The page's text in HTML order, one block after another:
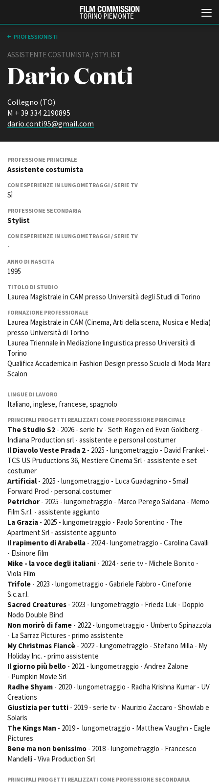
ABOUT
Chi siamo
Storia della Fondazione
Partner
Bilancio sociale
trasparente
Bandi e gare
Sostenibilità ambientale
SERVIZI
Servizi generali
Location scouting
Spazi nella sede FCTP
Sala Casting
Sala Paolo Tenna
FILM FUNDS
Piemonte Film Tv Fund
Development Fund
Piemonte Doc Film Fund
Short Film Fund
PRODUCTION GUIDE
Società di produzione
Strutture di servizio
Professionisti
Attrici-Attori
Beginners
LOCATION GUIDE
FILM DATABASE
BOOK DATABASE
NEWS
CASTING
TFI Torino Film Industry -
location della Torino di Paolo
FESTIVAL, MARKETS,
AWARDS
Rotterdam
Filmfestspiele Berlin
Biografilm Festival - Bio to B
Toronto International Film
Festival
Festa del Cinema di Roma
Torino Film Festival
David di Donatello
Premio Solinas
STRUMENTI
Location - Accedi al tuo
Location - Nuovo utente
Lavora con noi
Lavoro
per affidamento lavori in
Amministrazione trasparente
Bandi e gare
Contatti
Privacy
Cookie policy
Whistleblowing
Credits
PROFESSIONISTI
ASSISTENTE COSTUMISTA / STYLIST
Dario Conti
Collegno (TO)
M + 39 334 2190895
dario.conti95@gmail.com
PROFESSIONE PRINCIPALE
Assistente costumista
CON ESPERIENZE IN LUNGOMETRAGGI / SERIE TV
Sì
PROFESSIONE SECONDARIA
Stylist
CON ESPERIENZE IN LUNGOMETRAGGI / SERIE TV
-
ANNO DI NASCITA
1995
TITOLO DI STUDIO
Laurea Magistrale in CAM presso Università degli Studi di Torino
FORMAZIONE PROFESSIONALE
Laurea Magistrale in CAM (Cinema, Arti della scena, Musica e Media)
presso Università di Torino
Laurea Triennale in Mediazione linguistica presso Università di
Torino
Qualifica Accademica in Fashion Design presso Scuola di Moda Mara
Scalon
LINGUE DI LAVORO
Italiano, inglese, francese, spagnolo
PRINCIPALI PROGETTI REALIZZATI COME PROFESSIONE PRINCIPALE
The Studio S2 - 2026 - serie tv - Seth Rogen ed Evan Goldberg -
Indiana Production srl - assistente e personal costumer
Il Diavolo Veste Prada 2 - 2025 - lungometraggio - David Frankel -
TCS US Pruductions 36, Mestiere Cinema Srl - assistente e set
costumer
Artificial - 2025 - lungometraggio - Luca Guadagnino - Small
Forward Prod - personal costumer
Petrichor - 2025 - lungometraggio - Marco Perego Saldana - Memo
Film S.r.l. - assistente aggiunto
La Grazia - 2025 - lungometraggio - Paolo Sorentino - The
Apartment Srl - assistente aggiunto
Il rapimento di Arabella - 2024 - lungometraggio - Carolina Cavalli
- Elsinore film
Mike - la voce degli italiani - 2024 - serie tv - Michele Bonito -
Viola Film
Trifole - 2023 - lungometraggio - Gabriele Fabbro - Cinefonie
S.c.a.r.l.
Sacred Creatures - 2023 - lungometraggio - Frieda Luk - Doppio
Nodo Double Bind
Non morirò di fame - 2022 - lungometraggio - Umberto Spinazzola
- La Sarraz Pictures - primo assistente
My Christmas Fiancè - 2022 - lungometraggio - Stefano Milla - My
Holiday Inc. - primo assistente
Il giorno più bello - 2021 - lungometraggio - Andrea Zalone
- Pumpkin Movie Srl
Radhe Shyam - 2020 - lungometraggio - Radha Krishna Kumar - UV
Creations
Giustizia per tutti - 2019 - serie tv - Maurizio Zaccaro - Showlab e
Solaris
The Kings Man - 2019 - lungometraggio - Matthew Vaughn - Eagle
Pictures
Bene ma non benissimo - 2018 - lungometraggio - Francesco
Mandelli - Viva Production Srl
PRINCIPALI PROGETTI REALIZZATI COME PROFESSIONE SECONDARIA